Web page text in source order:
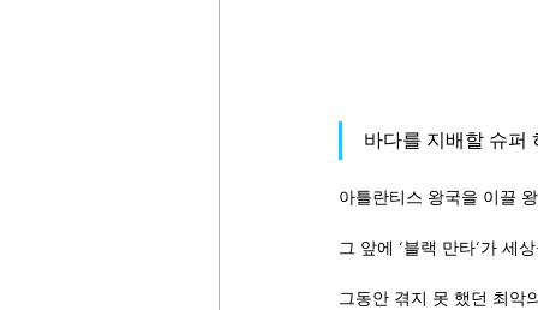
바다를 지배할 슈퍼
아틀란티스 왕국을 이끌
그 앞에 ‘블랙 만타’가 세
그동안 겪지 못 했던 최악